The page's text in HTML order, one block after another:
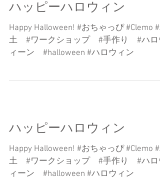
ハッピーハロウィン
Happy Halloween! #おちゃっぴ #Clemo #粘
土 #ワークショップ #手作り #ハロ
ィーン #halloween #ハロウィン
ハッピーハロウィン
Happy Halloween! #おちゃっぴ #Clemo #粘
土 #ワークショップ #手作り #ハロ
ィーン #halloween #ハロウィン